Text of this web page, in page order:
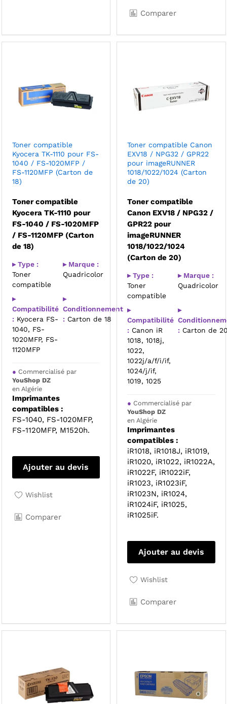
Comparer
Toner compatible
Kyocera TK-1110 pour FS-
1040 / FS-1020MFP /
FS-1120MFP (Carton de
18)
Toner compatible
Kyocera TK-1110 pour
FS-1040 / FS-1020MFP
/ FS-1120MFP (Carton
de 18)
▸ Type :
Toner
compatible
▸ Marque :
Quadricolor
▸
Compatibilité
:Kyocera FS-
1040, FS-
1020MFP, FS-
1120MFP
▸
Conditionnement
:Carton de 18
● Commercialisé par
YouShop DZ
en Algérie
Imprimantes
compatibles :
FS-1040, FS-1020MFP,
FS-1120MFP, M1520h.
Ajouter au devis
Wishlist
Comparer
Toner compatible Canon
EXV18 / NPG32 / GPR22
pour imageRUNNER
1018/1022/1024 (Carton
de 20)
Toner compatible
Canon EXV18 / NPG32 /
GPR22 pour
imageRUNNER
1018/1022/1024
(Carton de 20)
▸ Type :
Toner
compatible
▸ Marque :
Quadricolor
▸
Compatibilité
: Canon iR
1018, 1018j,
1022,
1022j/a/f/i/if,
1024/j/if,
1019, 1025
▸
: Carton de
● Commercialisé par
YouShop DZ
en Algérie
Imprimantes
compatibles :
iR1018, iR1018J, iR1019,
iR1020, iR1022, iR1022A,
iR1022F, iR1022iF,
iR1023, iR1023iF,
iR1023N, iR1024,
iR1024iF, iR1025,
iR1025iF.
Ajouter au devis
Wishlist
Comparer